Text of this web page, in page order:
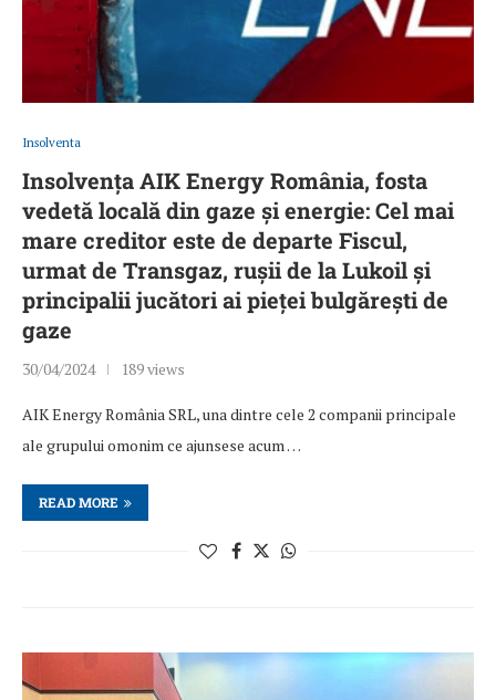
Insolventa
Insolvența AIK Energy România, fosta
vedetă locală din gaze și energie: Cel mai
mare creditor este de departe Fiscul,
urmat de Transgaz, rușii de la Lukoil și
principalii jucători ai pieței bulgărești de
gaze
30/04/2024 189 views
AIK Energy România SRL, una dintre cele 2 companii principale
ale grupului omonim ce ajunsese acum …
READ MORE